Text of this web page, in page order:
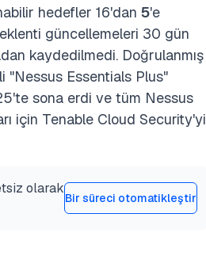
hedefler 16'dan 5'e
eklenti güncellemeleri 30 gün
kaydedilmedi. Doğrulanmış
Essentials Plus"
sona erdi ve tüm Nessus
için Tenable Cloud Security'yi
olarak
Bir süreci otomatikleştir